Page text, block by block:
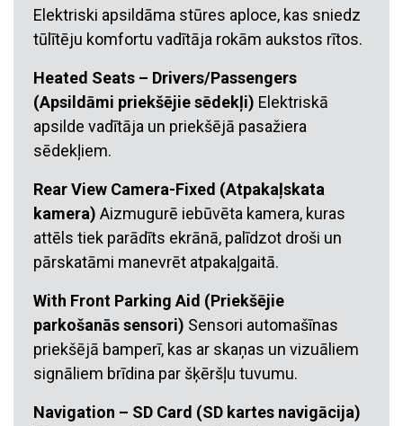
Elektriski apsildāma stūres aploce, kas sniedz
tūlītēju komfortu vadītāja rokām aukstos rītos.
Heated Seats – Drivers/Passengers
(Apsildāmi priekšējie sēdekļi) Elektriskā
apsilde vadītāja un priekšējā pasažiera
sēdekļiem.
Rear View Camera-Fixed (Atpakaļskata
kamera) Aizmugurē iebūvēta kamera, kuras
attēls tiek parādīts ekrānā, palīdzot droši un
pārskatāmi manevrēt atpakaļgaitā.
With Front Parking Aid (Priekšējie
parkošanās sensori) Sensori automašīnas
priekšējā bamperī, kas ar skaņas un vizuāliem
signāliem brīdina par šķēršļu tuvumu.
Navigation – SD Card (SD kartes navigācija)